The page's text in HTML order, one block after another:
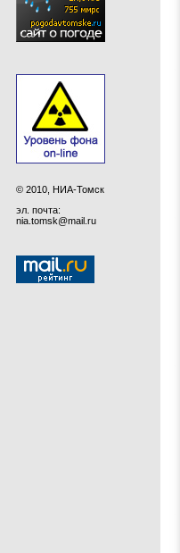
© 2010, НИА-Томск
эл. почта:
nia.tomsk@mail.ru